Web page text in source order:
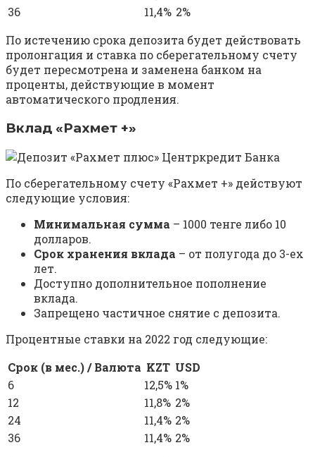
36
11,4% 2%
По истечению срока депозита будет действовать
пролонгация и ставка по сберегательному счету
будет пересмотрена и заменена банком на
проценты, действующие в момент
автоматического продления.
Вклад «Рахмет +»
По сберегательному счету «Рахмет +» действуют
следующие условия:
Минимальная сумма – 1000 тенге либо 10
долларов.
Срок хранения вклада – от полугода до 3-ех
лет.
Доступно дополнительное пополнение
вклада.
Запрещено частичное снятие с депозита.
Процентные ставки на 2022 год следующие:
Срок (в мес.) / Валюта KZT USD
6
12,5% 1%
12
11,8% 2%
24
11,4% 2%
36
11,4% 2%